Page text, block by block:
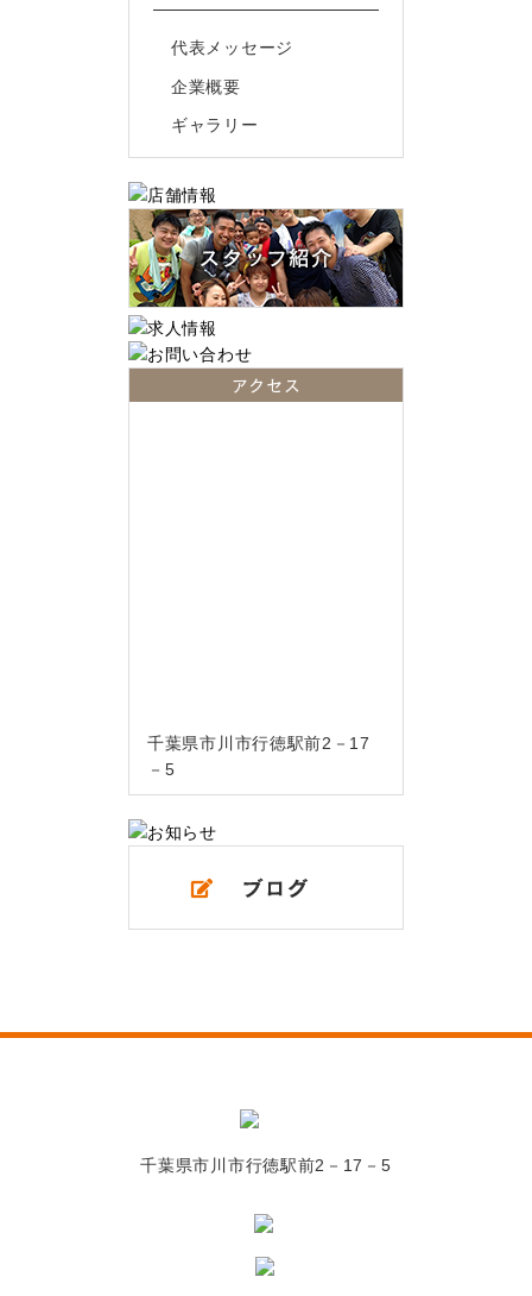
代表メッセージ
企業概要
ギャラリー
アクセス
千葉県市川市行徳駅前2－17
－5
千葉県市川市行徳駅前2－17－5